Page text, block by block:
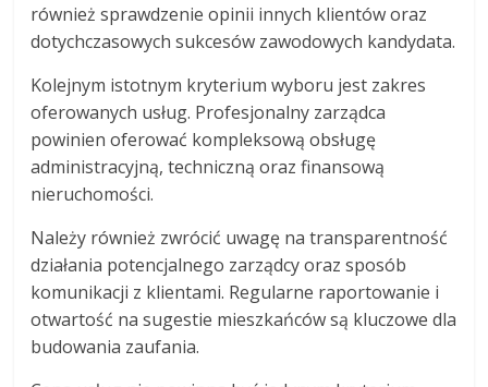
również sprawdzenie opinii innych klientów oraz
dotychczasowych sukcesów zawodowych kandydata.
Kolejnym istotnym kryterium wyboru jest zakres
oferowanych usług. Profesjonalny zarządca
powinien oferować kompleksową obsługę
administracyjną, techniczną oraz finansową
nieruchomości.
Należy również zwrócić uwagę na transparentność
działania potencjalnego zarządcy oraz sposób
komunikacji z klientami. Regularne raportowanie i
otwartość na sugestie mieszkańców są kluczowe dla
budowania zaufania.